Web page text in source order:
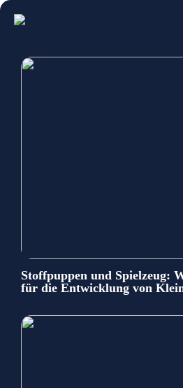
Stoffpuppen und Spielzeug:
für die Entwicklung von